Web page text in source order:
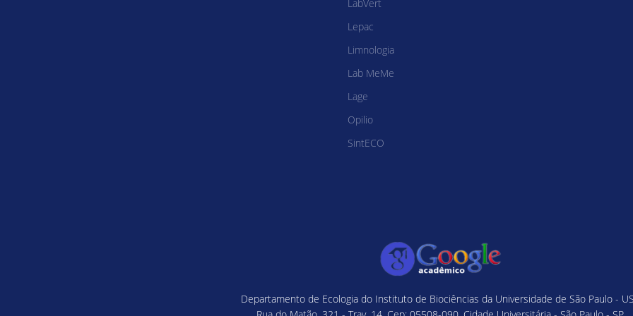
LabVert
Lepac
Limnologia
Lab MeMe
Lage
Opilio
SintECO
Departamento de Ecologia do Instituto de Biociências da Universidade de São Paulo -